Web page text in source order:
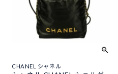
CHANEL シャネル